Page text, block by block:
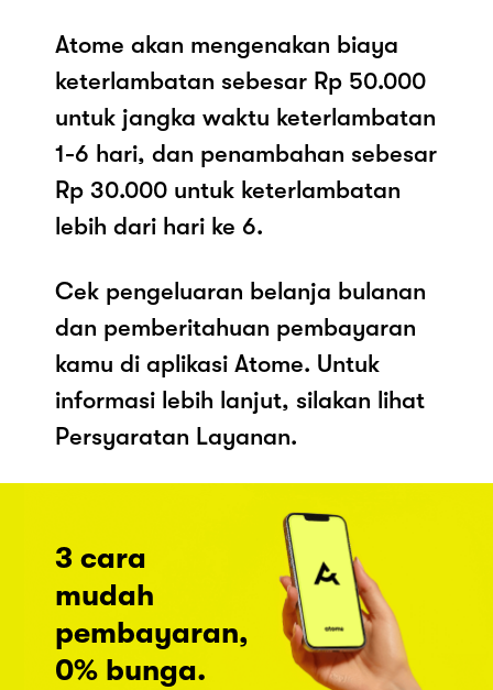
Atome akan mengenakan biaya
keterlambatan sebesar Rp 50.000
untuk jangka waktu keterlambatan
1-6 hari, dan penambahan sebesar
Rp 30.000 untuk keterlambatan
lebih dari hari ke 6.
Cek pengeluaran belanja bulanan
dan pemberitahuan pembayaran
kamu di aplikasi Atome. Untuk
informasi lebih lanjut, silakan lihat
Persyaratan Layanan.
3 cara
mudah
pembayaran,
0% bunga.